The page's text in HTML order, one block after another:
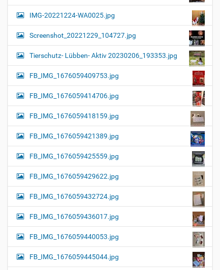
IMG-20221224-WA0025.jpg
Screenshot_20221229_104727.jpg
Tierschutz- Lübben- Aktiv 20230206_193353.jpg
FB_IMG_1676059409753.jpg
FB_IMG_1676059414706.jpg
FB_IMG_1676059418159.jpg
FB_IMG_1676059421389.jpg
FB_IMG_1676059425559.jpg
FB_IMG_1676059429622.jpg
FB_IMG_1676059432724.jpg
FB_IMG_1676059436017.jpg
FB_IMG_1676059440053.jpg
FB_IMG_1676059445044.jpg